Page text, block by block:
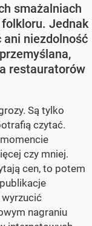
smażalniach
Jednak
ani niezdolność
restauratorów
Są tylko
czytać.
czy mniej.
cen, to potem
nagraniu